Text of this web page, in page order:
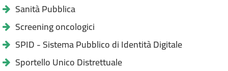
Sanità Pubblica
Screening oncologici
SPID - Sistema Pubblico di Identità Digitale
Sportello Unico Distrettuale